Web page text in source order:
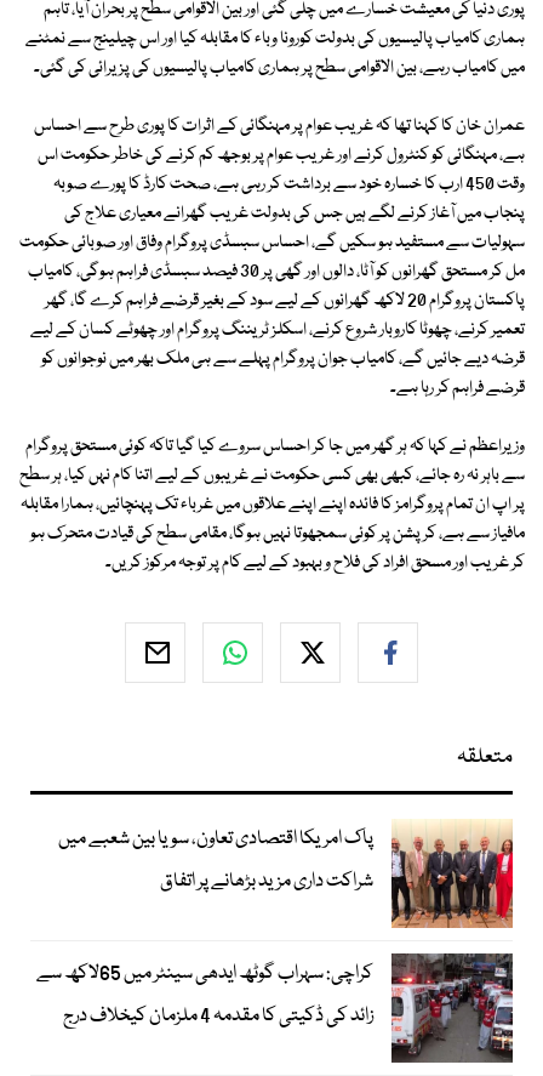
پوری دنیا کی معیشت خسارے میں چلی گئی اور بین الاقوامی سطح پر بحران آیا، تاہم
ہماری کامیاب پالیسیوں کی بدولت کورونا وباء کا مقابلہ کیا اور اس چیلینج سے نمٹنے
میں کامیاب رہے، بین الاقوامی سطح پر ہماری کامیاب پالیسیوں کی پزیرائی کی گئی۔
عمران خان کا کہنا تھا کہ غریب عوام پر مہنگائی کے اثرات کا پوری طرح سے احساس
ہے، مہنگائی کو کنٹرول کرنے اور غریب عوام پر بوجھ کم کرنے کی خاطر حکومت اس
وقت 450 ارب کا خسارہ خود سے برداشت کر رہی ہے، صحت کارڈ کا پورے صوبہ
پنجاب میں آغاز کرنے لگے ہیں جس کی بدولت غریب گھرانے معیاری علاج کی
سہولیات سے مستفید ہو سکیں گے، احساس سبسڈی پروگرام وفاق اور صوبائی حکومت
مل کر مستحق گھرانوں کو آٹا، دالوں اور گھی پر 30 فیصد سبسڈی فراہم ہوگی، کامیاب
پاکستان پروگرام 20 لاکھ گھرانوں کے لیے سود کے بغیر قرضے فراہم کرے گا، گھر
تعمیر کرنے، چھوٹا کاروبار شروع کرنے، اسکلز ٹریننگ پروگرام اور چھوٹے کسان کے لیے
قرضہ دیے جائیں گے، کامیاب جوان پروگرام پہلے سے ہی ملک بھر میں نوجوانوں کو
قرضے فراہم کر رہا ہے۔
وزیراعظم نے کہا کہ ہر گھر میں جا کر احساس سروے کیا گیا تاکہ کوئی مستحق پروگرام
سے باہر نہ رہ جائے، کبھی بھی کسی حکومت نے غریبوں کے لیے اتنا کام نہں کیا، ہر سطح
پر اپ ان تمام پروگرامز کا فائدہ اپنے اپنے علاقوں میں غرباء تک پہنچائیں، ہمارا مقابلہ
مافیاز سے ہے، کرپشن پر کوئی سمجھوتا نہیں ہوگا، مقامی سطح کی قیادت متحرک ہو
کر غریب اور مسحق افراد کی فلاح و بہبود کے لیے کام پر توجہ مرکوز کریں۔
متعلقہ
پاک امریکا اقتصادی تعاون، سویا بین شعبے میں
شراکت داری مزید بڑھانے پر اتفاق
کراچی: سہراب گوٹھ ایدھی سینٹر میں 65لاکھ سے
زائد کی ڈکیتی کا مقدمہ 4 ملزمان کیخلاف درج